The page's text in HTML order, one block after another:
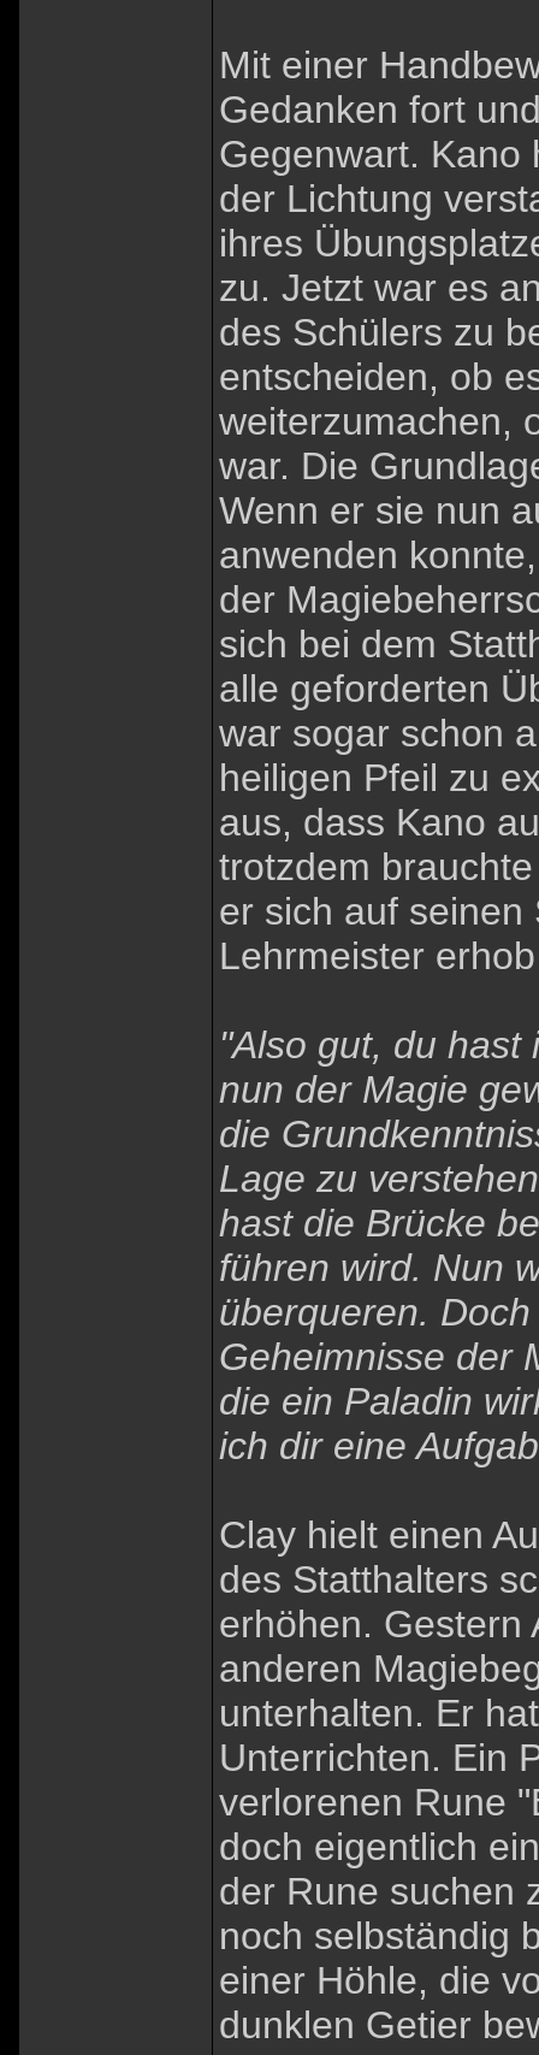
Mit einer
Gedanken fort
Gegenwart. Kano
der Lichtung
ihres
zu. Jetzt war es
des Schülers zu
entscheiden, ob
weiterzumachen,
war. Die
Wenn er sie nun
anwenden
der
sich bei dem
alle geforderten
war sogar schon
heiligen Pfeil zu
aus, dass Kano
trotzdem
er sich auf
Lehrmeister
"Also gut, du
nun der Magie
die
Lage zu
hast die Brücke
führen wird. Nun
überqueren.
Geheimnisse der
die ein Paladin
ich dir eine
Clay hielt einen
des Statthalters
erhöhen. Gestern
anderen
unterhalten. Er
Unterrichten. Ein
verlorenen Rune
doch eigentlich
der Rune suchen
noch selbständig
einer Höhle, die
dunklen Getier